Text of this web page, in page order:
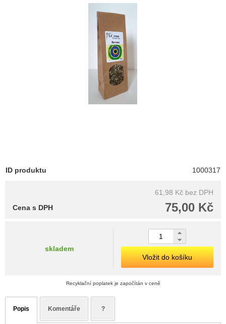
ID produktu 1000317
61,98 Kč bez DPH
75,00 Kč
Cena s DPH
skladem
Vložit do košíku
Recyklační poplatek je započítán v ceně
Popis Komentáře ?